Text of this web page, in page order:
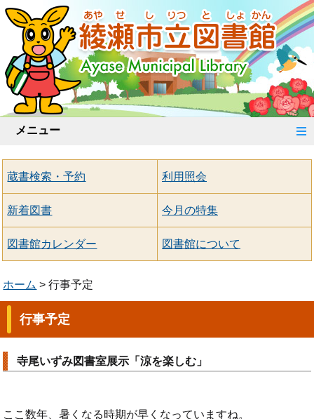
メニュー
蔵書検索・予約 利用照会
新着図書 今月の特集
図書館カレンダー 図書館について
ホーム 行事予定
行事予定
寺尾いずみ図書室展示「涼を楽しむ」
ここ数年、暑くなる時期が早くなっていますね。